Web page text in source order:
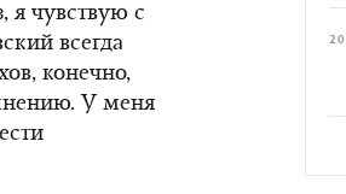
я чувствую с
всегда
конечно,
У меня